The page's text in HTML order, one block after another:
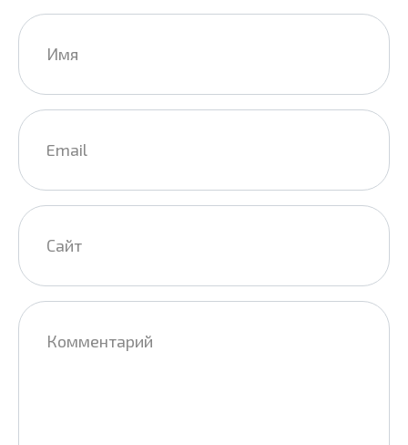
Имя
Email
Сайт
Комментарий